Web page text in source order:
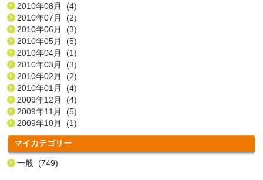
2010年08月 (4)
2010年07月 (2)
2010年06月 (3)
2010年05月 (5)
2010年04月 (1)
2010年03月 (3)
2010年02月 (2)
2010年01月 (4)
2009年12月 (4)
2009年11月 (5)
2009年10月 (1)
マイカテゴリー
一般 (749)